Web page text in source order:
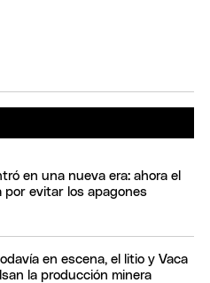
en una nueva era: ahora el
por evitar los apagones
en escena, el litio y Vaca
la producción minera